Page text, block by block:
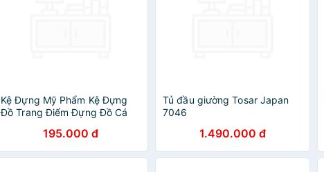
Kệ Đựng Mỹ Phẩm Kệ Đựng
Đồ Trang Điểm Đựng Đồ Cá
Năng Tiện Lợi Để Bàn
195.000 đ
Tủ đầu giường Tosar Japan
7046
1.490.000 đ